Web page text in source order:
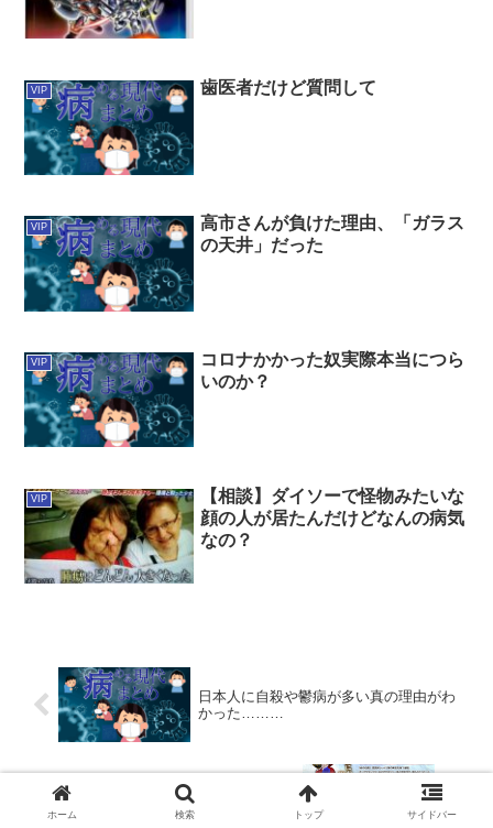
VIP 歯医者だけど質問して
VIP
高市さんが負けた理由、「ガラス
の天井」だった
VIP
コロナかかった奴実際本当につら
いのか？
VIP
【相談】ダイソーで怪物みたいな
顔の人が居たんだけどなんの病気
なの？
日本人に自殺や鬱病が多い真の理由がわ
かった………
ワンピース、ロジャーやガープ、白髭ら
と一人で渡り合った最強の敵出現wwww
ホーム 検索 トップ サイドバー